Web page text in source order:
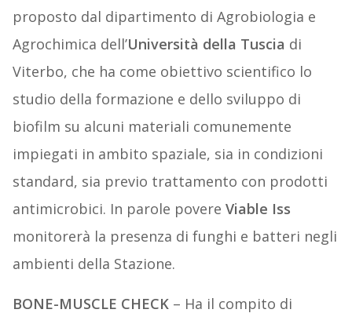
proposto dal dipartimento di Agrobiologia e
Agrochimica dell’Università della Tuscia di
Viterbo, che ha come obiettivo scientifico lo
studio della formazione e dello sviluppo di
biofilm su alcuni materiali comunemente
impiegati in ambito spaziale, sia in condizioni
standard, sia previo trattamento con prodotti
antimicrobici. In parole povere Viable Iss
monitorerà la presenza di funghi e batteri negli
ambienti della Stazione.
BONE-MUSCLE CHECK– Ha il compito di